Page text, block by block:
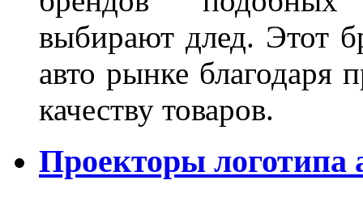
выбирают длед. Этот
авто рынке
качеству товаров.
Проекторы логотипа